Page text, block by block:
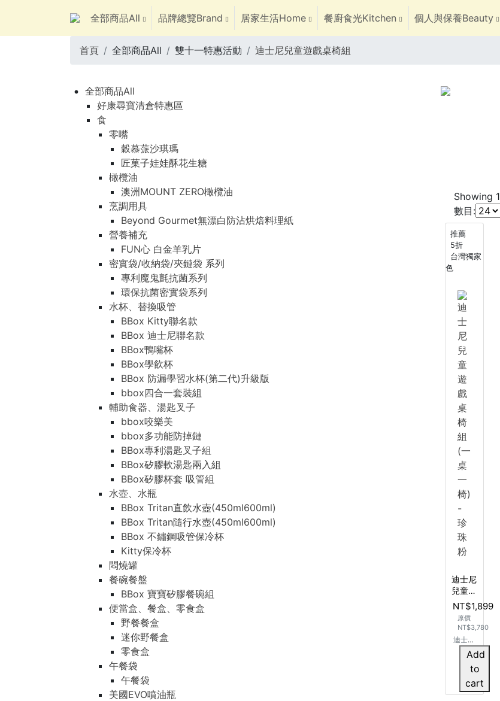
全部商品All 品牌總覽Brand 居家生活Home 餐廚食光Kitchen 個人與保養Beauty
首頁 全部商品All 雙十一特惠活動 迪士尼兒童遊戲桌椅組
全部商品All
好康尋寶清倉特惠區
食
零嘴
穀慕蒎沙琪瑪
匠菓子娃娃酥花生糖
橄欖油
澳洲MOUNT ZERO橄欖油
烹調用具
Beyond Gourmet無漂白防沾烘焙料理紙
營養補充
FUN心 白金羊乳片
密實袋/收納袋/夾鏈袋 系列
專利魔鬼氈抗菌系列
環保抗菌密實袋系列
水杯、替換吸管
BBox Kitty聯名款
BBox 迪士尼聯名款
BBox鴨嘴杯
BBox學飲杯
BBox 防漏學習水杯(第二代)升級版
bbox四合一套裝組
輔助食器、湯匙叉子
bbox咬樂美
bbox多功能防掉鏈
BBox專利湯匙叉子組
BBox矽膠軟湯匙兩入組
BBox矽膠杯套 吸管組
水壺、水瓶
BBox Tritan直飲水壺(450ml600ml)
BBox Tritan隨行水壺(450ml600ml)
BBox 不鏽鋼吸管保冷杯
Kitty保冷杯
悶燒罐
餐碗餐盤
BBox 寶寶矽膠餐碗組
便當盒、餐盒、零食盒
野餐餐盒
迷你野餐盒
零食盒
午餐袋
午餐袋
美國EVO噴油瓶
Showing 1
數目:
推薦
5折
台灣獨家
色
迪士尼
兒童遊
戲桌椅
組(一
桌一
椅)-珍
珠粉
NT$1,899
原價
NT$3,780
迪士尼
兒童遊Add
to
cart